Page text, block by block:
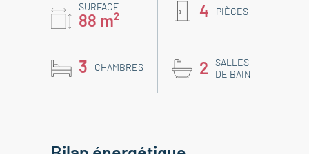
SURFACE
88 m² 4 PIÈCES
3 CHAMBRES 2
SALLES
DE BAIN